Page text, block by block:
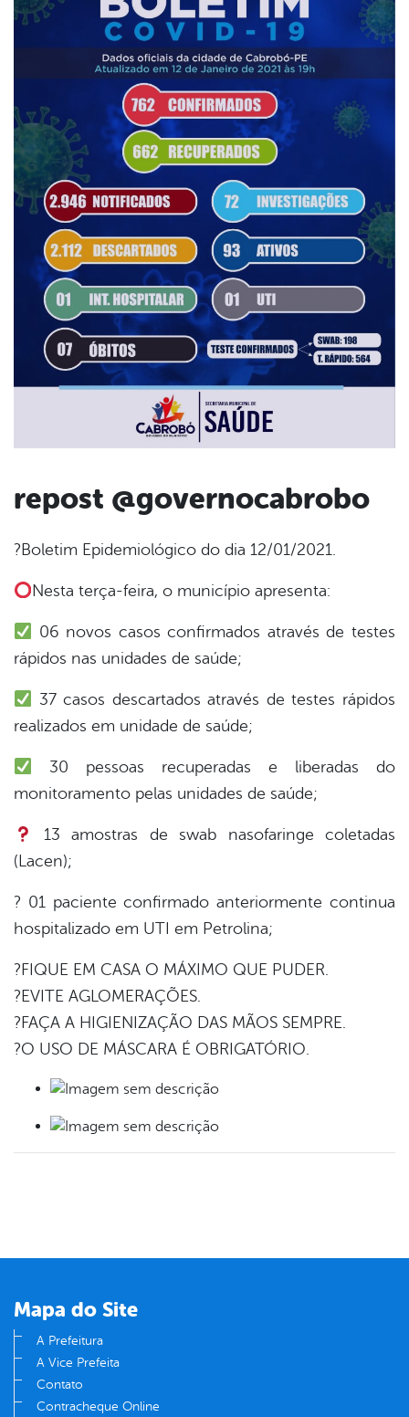
repost @governocabrobo
?Boletim Epidemiológico do dia 12/01/2021.
Nesta terça-feira, o município apresenta:
06 novos casos confirmados através de testes
rápidos nas unidades de saúde;
37 casos descartados através de testes rápidos
realizados em unidade de saúde;
30 pessoas recuperadas e liberadas do
monitoramento pelas unidades de saúde;
13 amostras de swab nasofaringe coletadas
(Lacen);
? 01 paciente confirmado anteriormente continua
hospitalizado em UTI em Petrolina;
?FIQUE EM CASA O MÁXIMO QUE PUDER.
?EVITE AGLOMERAÇÕES.
?FAÇA A HIGIENIZAÇÃO DAS MÃOS SEMPRE.
?O USO DE MÁSCARA É OBRIGATÓRIO.
Mapa do Site
A Prefeitura
A Vice Prefeita
Contato
Contracheque Online